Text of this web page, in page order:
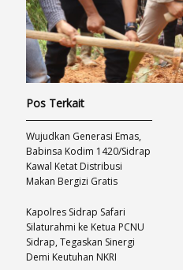
Pos Terkait
Wujudkan Generasi Emas,
Babinsa Kodim 1420/Sidrap
Kawal Ketat Distribusi
Makan Bergizi Gratis
Kapolres Sidrap Safari
Silaturahmi ke Ketua PCNU
Sidrap, Tegaskan Sinergi
Demi Keutuhan NKRI